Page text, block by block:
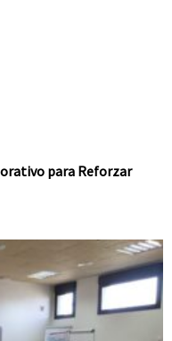
para Reforzar